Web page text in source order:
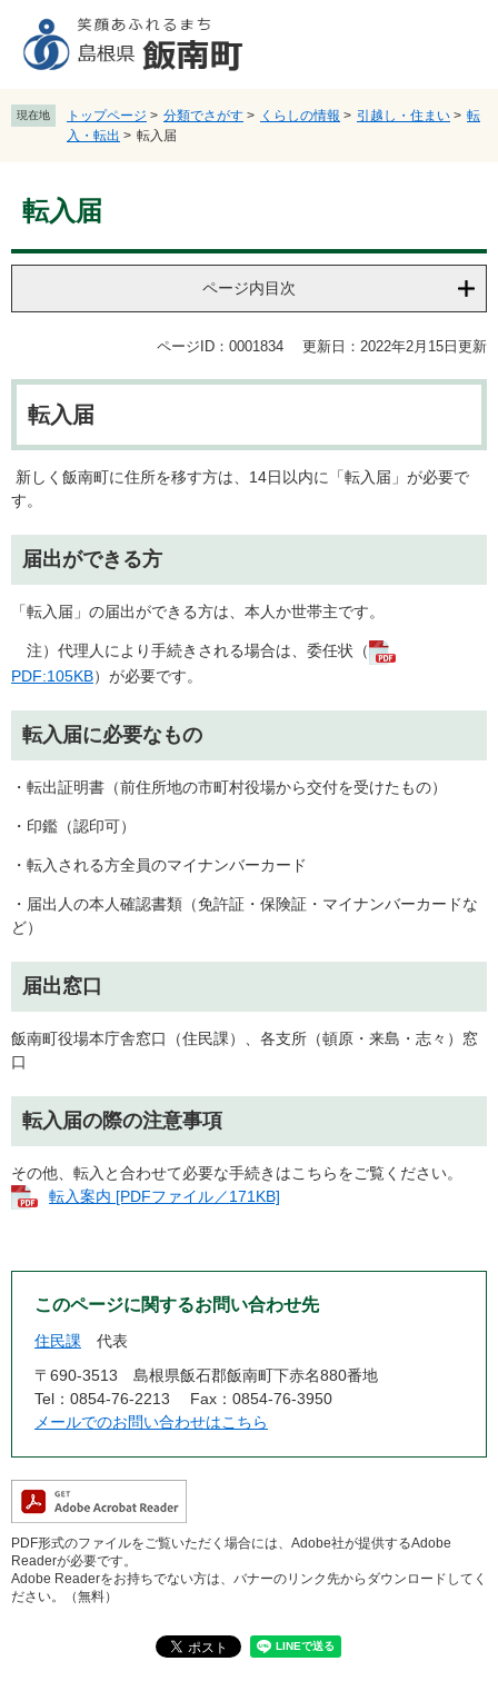
先
頭
を
飛
へ
現在地 トップページ > 分類でさがす > くらしの情報 > 引越し・住まい > 転
入・転出 > 転入届
文転入届
ページ内目次
ページID：0001834 更新日：2022年2月15日更新
転入届
新しく飯南町に住所を移す方は、14日以内に「転入届」が必要で
す。
届出ができる方
「転入届」の届出ができる方は、本人か世帯主です。
注）代理人により手続きされる場合は、委任状（
PDF:105KB）が必要です。
転入届に必要なもの
・転出証明書（前住所地の市町村役場から交付を受けたもの）
・印鑑（認印可）
・転入される方全員のマイナンバーカード
・届出人の本人確認書類（免許証・保険証・マイナンバーカードな
ど）
届出窓口
飯南町役場本庁舎窓口（住民課）、各支所（頓原・来島・志々）窓
口
転入届の際の注意事項
その他、転入と合わせて必要な手続きはこちらをご覧ください。
転入案内 [PDFファイル／171KB]
このページに関するお問い合わせ先
住民課
代表
〒690-3513
島根県飯石郡飯南町下赤名880番地
Tel：0854-76-2213
Fax：0854-76-3950
メールでのお問い合わせはこちら
PDF形式のファイルをご覧いただく場合には、Adobe社が提供するAdobe
Readerが必要です。
Adobe Readerをお持ちでない方は、バナーのリンク先からダウンロードしてく
ださい。（無料）